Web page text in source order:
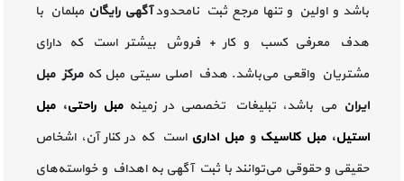
باشد و اولین و تنها مرجع ثبت نامحدودآگهی رایگان مبلمان با
هدف معرفی کسب و کار + فروش بیشتر است که دارای
مشتریان واقعی می‌باشد. هدف اصلی سیتی مبل کهمرکز مبل
ایران می باشد، تبلیغات تخصصی در زمینه مبل راحتی،مبل
استیل،مبل کلاسیک ومبل اداری است که در کنار آن، اشخاص
حقیقی و حقوقی می‌توانند با ثبت آگهی به اهداف و خواسته‌های